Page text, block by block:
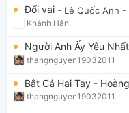
Đổi vai - Lê Quốc Anh -
Khánh Hân
Người Anh Ấy Yêu
thangnguyen19032011
Bắt Cá Hai Tay -
thangnguyen19032011